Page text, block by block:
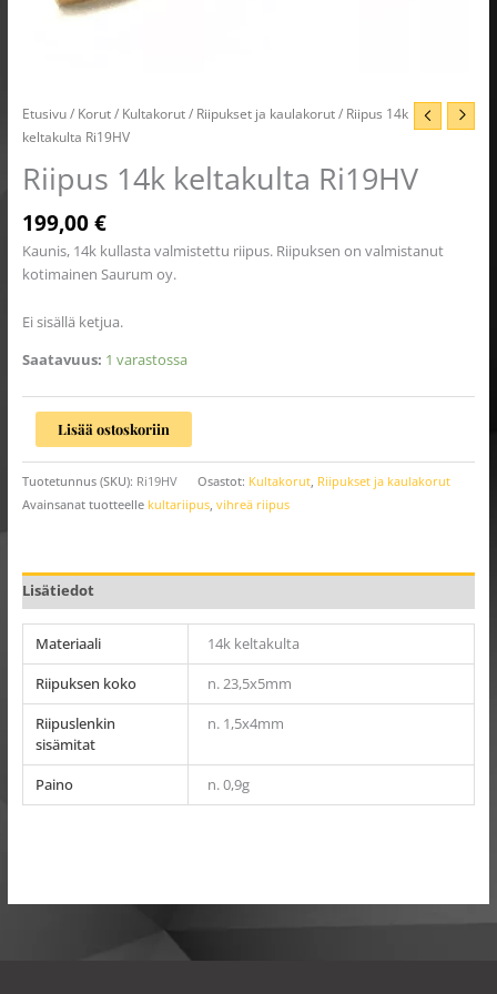
Etusivu/ Korut/ Kultakorut/ Riipukset ja kaulakorut/ Riipus 14k
keltakulta Ri19HV
Riipus 14k keltakulta Ri19HV
199,00€
Kaunis, 14k kullasta valmistettu riipus. Riipuksen on valmistanut
kotimainen Saurum oy.
Ei sisällä ketjua.
Saatavuus: 1 varastossa
Lisää ostoskoriin
Tuotetunnus (SKU): Ri19HV Osastot: Kultakorut, Riipukset ja kaulakorut
Avainsanat tuotteelle kultariipus, vihreä riipus
Lisätiedot
Materiaali
14k keltakulta
Riipuksen koko
n. 23,5x5mm
Riipuslenkin
sisämitat
n. 1,5x4mm
Paino n. 0,9g